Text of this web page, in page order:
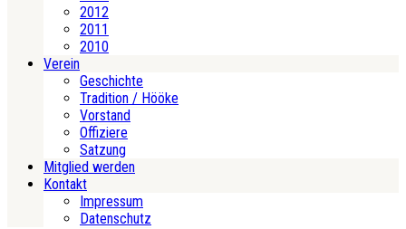
2012
2011
2010
Verein
Geschichte
Tradition / Hööke
Vorstand
Offiziere
Satzung
Mitglied werden
Kontakt
Impressum
Datenschutz